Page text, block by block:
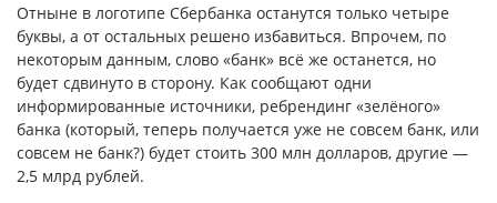
Отныне в логотипе Сбербанка останутся только четыре
буквы, а от остальных решено избавиться. Впрочем, по
некоторым данным, слово «банк» всё же останется, но
будет сдвинуто в сторону. Как сообщают одни
информированные источники, ребрендинг «зелёного»
банка (который, теперь получается уже не совсем банк, или
совсем не банк?) будет стоить 300 млн долларов, другие —
2,5 млрд рублей.